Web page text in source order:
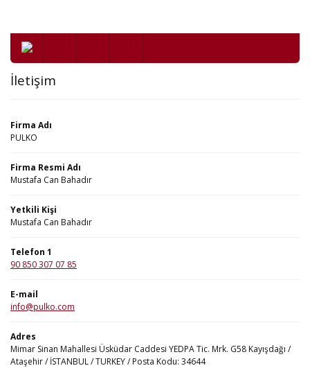
İletişim
Firma Adı
PULKO
Firma Resmi Adı
Mustafa Can Bahadır
Yetkili Kişi
Mustafa Can Bahadır
Telefon 1
90 850 307 07 85
E-mail
info@pulko.com
Adres
Mimar Sinan Mahallesi Üsküdar Caddesi YEDPA Tic. Mrk. G58 Kayışdağı /
Ataşehir / İSTANBUL / TURKEY / Posta Kodu: 34644